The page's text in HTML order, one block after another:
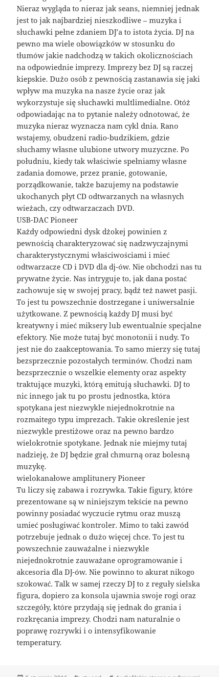
Nieraz wygląda to nieraz jak seans, niemniej jednak
jest to jak najbardziej nieszkodliwe – muzyka i
słuchawki pełne zdaniem DJ’a to istota życia. DJ na
pewno ma wiele obowiązków w stosunku do
tłumów jakie nadchodzą w takich okolicznościach
na odpowiednie imprezy. Imprezy bez DJ są raczej
kiepskie. Dużo osób z pewnością zastanawia się jaki
wpływ ma muzyka na nasze życie oraz jak
wykorzystuje się słuchawki multlimedialne. Otóż
odpowiadając na to pytanie należy odnotować, że
muzyka nieraz wyznacza nam cykl dnia. Rano
wstajemy, obudzeni radio-budzikiem, gdzie
słuchamy własne ulubione utwory muzyczne. Po
południu, kiedy tak właściwie spełniamy własne
zadania domowe, przez pranie, gotowanie,
porządkowanie, także bazujemy na podstawie
ukochanych płyt CD odtwarzanych na własnych
wieżach, czy odtwarzaczach DVD.
USB-DAC Pioneer
Każdy odpowiedni dysk dżokej powinien z
pewnością charakteryzować się nadzwyczajnymi
charakterystycznymi właściwościami i mieć
odtwarzacze CD i DVD dla dj-ów. Nie obchodzi nas tu
prywatne życie. Nas intryguje to, jak dana postać
zachowuje się w swojej pracy, bądź też nawet pasji.
To jest tu powszechnie dostrzegane i uniwersalnie
użytkowane. Z pewnością każdy DJ musi być
kreatywny i mieć miksery lub ewentualnie specjalne
efektory. Nie może tutaj być monotonii i nudy. To
jest nie do zaakceptowania. To samo mierzy się tutaj
bezsprzecznie pozostałych terminów. Chodzi nam
bezsprzecznie o wszelkie elementy oraz aspekty
traktujące muzyki, którą emitują słuchawki. DJ to
nic innego jak tu po prostu jednostka, która
spotykana jest niezwykle niejednokrotnie na
rozmaitego typu imprezach. Takie określenie jest
niezwykle prestiżowe oraz na pewno bardzo
wielokrotnie spotykane. Jednak nie miejmy tutaj
nadzieję, że DJ będzie grał chmurną oraz bolesną
muzykę.
wielokanałowe amplitunery Pioneer
Tu liczy się zabawa i rozrywka. Takie figury, które
prezentowane są w niniejszym tekście na pewno
powinny posiadać wyczucie rytmu oraz muszą
umieć posługiwać kontroler. Mimo to taki zawód
potrzebuje jednak o dużo więcej chce. To jest tu
powszechnie zauważalne i niezwykle
niejednokrotnie zauważane oprogramowanie i
akcesoria dla DJ-ów. Nie powinno to akurat nikogo
szokować. Talk w samej rzeczy DJ to z reguły sielska
figura, dopiero za konsola ujawnia swoje rogi oraz
szczegóły, które przydają się jednak do grania i
rozkręcania imprezy. Chodzi nam naturalnie o
poprawę rozrywki i o intensyfikowanie
temperatury.